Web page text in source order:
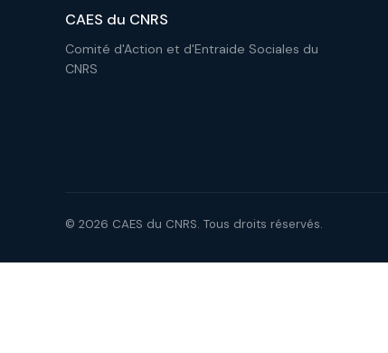
CAES du CNRS
Comité d'Action et d'Entraide Sociales du
CNRS
© 2026 CAES du CNRS. Tous droits réservés.